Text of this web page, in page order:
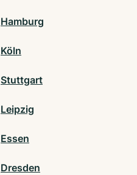
Hamburg
Köln
Stuttgart
Leipzig
Essen
Dresden